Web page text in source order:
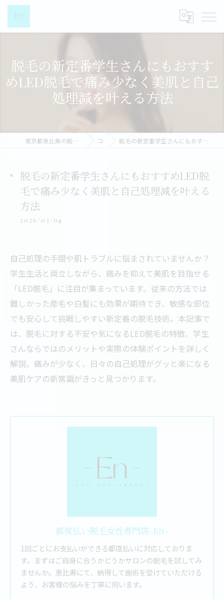
脱毛の新定番学生さんにもおすす
めLED脱毛で痛み少なく美肌と自己
処理減を叶える方法
東京都恵比寿の脱毛なら都度払い脱毛女性専門店-EN- コラム 脱毛の新定番学生さんにもおすすめLED脱毛で痛み少なく美肌と自己処理減を叶える方法
脱毛の新定番学生さんにもおすすめLED脱
毛で痛み少なく美肌と自己処理減を叶える
方法
2026/03/04
自己処理の手間や肌トラブルに悩まされていませんか？
学生生活と両立しながら、痛みを抑えて美肌を目指せる
「LED脱毛」に注目が集まっています。従来の方法では
難しかった産毛や白髪にも効果が期待でき、敏感な部位
でも安心して挑戦しやすい新定番の脱毛技術。本記事で
は、脱毛に対する不安や気になるLED脱毛の特徴、学生
さんならではのメリットや実際の体験ポイントを詳しく
解説。痛みが少なく、日々の自己処理がグッと楽になる
美肌ケアの新常識がきっと見つかります。
都度払い脱毛女性専門店-EN-
1回ごとにお支払いができる都度払いに対応しておりま
す。まずはご自身に合うかどうかサロンの脱毛を試してみ
ませんか。恵比寿にて、納得して施術を受けていただける
よう、お客様の悩みを丁寧に伺います。